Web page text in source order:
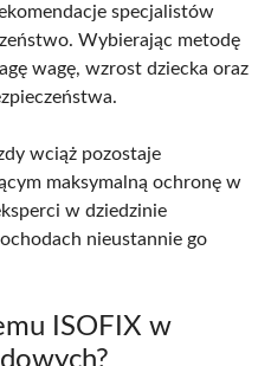
specjalistów
Wybierając metodę
wagę, wzrost dziecka oraz
wciąż pozostaje
maksymalną ochronę w
w dziedzinie
nieustannie go
ISOFIX w